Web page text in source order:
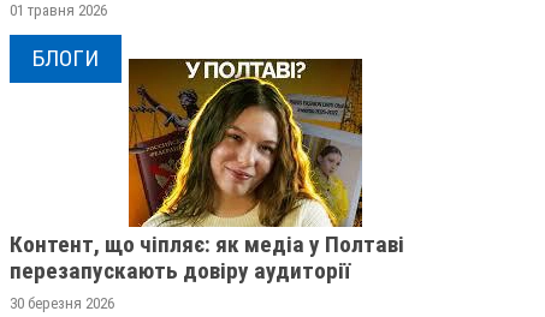
ПОЛТАВСЬКИЙ БОКСЕР
ОЛЕКСАНДР ХИЖНЯК СТАВ
КРАЩИМ СПОРТСМЕНОМ
0
ПОЛТАВЩИНИ
"СРІБЛО" У КАНОЕ-
ОЛІМПІАДІ-2024
09 серпня 2024
01 травня 2026
БЛОГИ
Контент, що чіпляє: як медіа у Полтаві
перезапускають довіру аудиторії
30 березня 2026